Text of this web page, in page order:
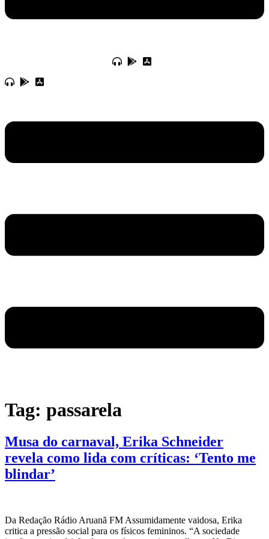
Tag: passarela
Musa do carnaval, Erika Schneider
revela como lida com críticas: ‘Tento me
blindar’
Da Redação Rádio Aruanã FM Assumidamente vaidosa, Erika
critica a pressão social para os físicos femininos. “A sociedade